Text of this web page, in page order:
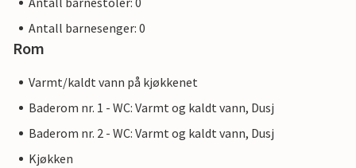
Antall barnesenger: 0
Rom
Varmt/kaldt vann på kjøkkenet
Baderom nr. 1 - WC: Varmt og kaldt vann, Dusj
Baderom nr. 2 - WC: Varmt og kaldt vann, Dusj
Kjøkken